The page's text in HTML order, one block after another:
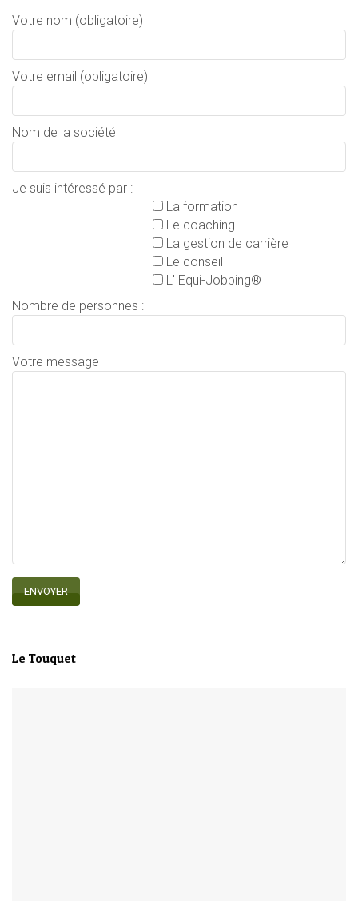
Votre nom (obligatoire)
Votre email (obligatoire)
Nom de la société
Je suis intéressé par :
La formation
Le coaching
La gestion de carrière
Le conseil
L' Equi-Jobbing®
Nombre de personnes :
Votre message
Le Touquet